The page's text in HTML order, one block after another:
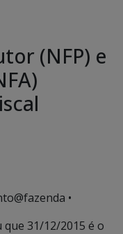
(NFP) e
•
que 31/12/2015 é o